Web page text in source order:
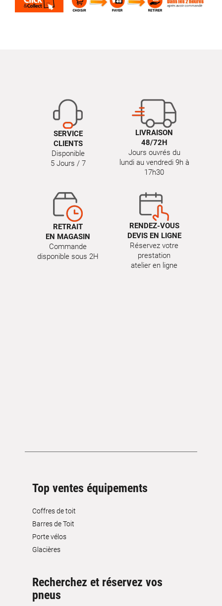
SERVICE
CLIENTS
Disponible
5 Jours / 7
LIVRAISON
48/72H
Jours ouvrés du
lundi au vendredi 9h à
17h30
RETRAIT
EN MAGASIN
Commande
disponible sous 2H
RENDEZ-VOUS
DEVIS EN LIGNE
Réservez votre
prestation
atelier en ligne
Top ventes équipements
Coffres de toit
Barres de Toit
Porte vélos
Glacières
Recherchez et réservez vos
pneus